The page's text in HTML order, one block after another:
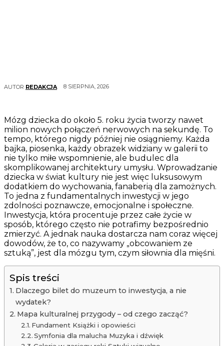
AUTOR REDAKCJA 8 SIERPNIA, 2026
Mózg dziecka do około 5. roku życia tworzy nawet
milion nowych połączeń nerwowych na sekundę. To
tempo, którego nigdy później nie osiągniemy. Każda
bajka, piosenka, każdy obrazek widziany w galerii to
nie tylko miłe wspomnienie, ale budulec dla
skomplikowanej architektury umysłu. Wprowadzanie
dziecka w świat kultury nie jest więc luksusowym
dodatkiem do wychowania, fanaberią dla zamożnych.
To jedna z fundamentalnych inwestycji w jego
zdolności poznawcze, emocjonalne i społeczne.
Inwestycja, która procentuje przez całe życie w
sposób, którego często nie potrafimy bezpośrednio
zmierzyć. A jednak nauka dostarcza nam coraz więcej
dowodów, że to, co nazywamy „obcowaniem ze
sztuką”, jest dla mózgu tym, czym siłownia dla mięśni.
Spis treści
Dlaczego bilet do muzeum to inwestycja, a nie
wydatek?
Mapa kulturalnej przygody – od czego zacząć?
Fundament Książki i opowieści
Symfonia dla malucha Muzyka i dźwięk